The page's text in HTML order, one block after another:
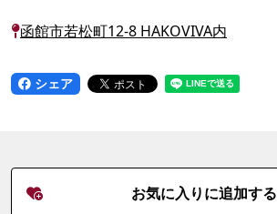
函館市若松町12-8 HAKOVIVA内
シェア
お気に入りに追加する